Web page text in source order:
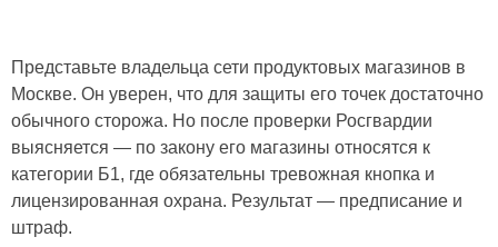
Представьте владельца сети продуктовых магазинов в
Москве. Он уверен, что для защиты его точек достаточно
обычного сторожа. Но после проверки Росгвардии
выясняется — по закону его магазины относятся к
категории Б1, где обязательны тревожная кнопка и
лицензированная охрана. Результат — предписание и
штраф.